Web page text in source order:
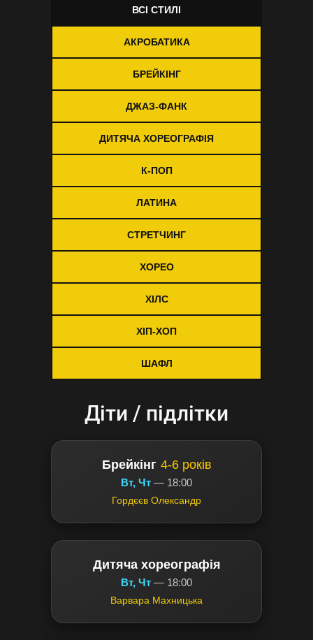
ВСІ СТИЛІ
АКРОБАТИКА
БРЕЙКІНГ
ДЖАЗ-ФАНК
ДИТЯЧА ХОРЕОГРАФІЯ
К-ПОП
ЛАТИНА
СТРЕТЧИНГ
ХОРЕО
ХІЛС
ХІП-ХОП
ШАФЛ
Діти / підлітки
Брейкінг 4-6 років
Вт, Чт — 18:00
Гордєєв Олександр
Дитяча хореографія
Вт, Чт — 18:00
Варвара Махницька